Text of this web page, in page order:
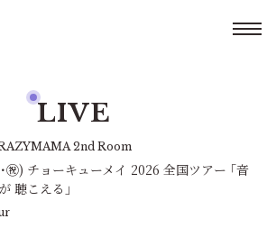
LIVE
2nd Room
･㊗) チョーキューメイ 2026 全国ツアー ｢音
聴こえる｣